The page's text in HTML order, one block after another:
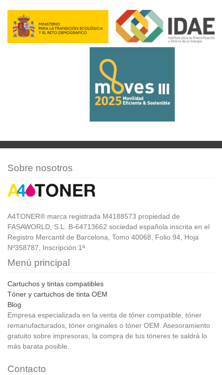
Sobre nosotros
A4TONER® marca registrada M4188573 propiedad de
FASAWORLD, S.L. B-64713662 sociedad española inscrita en el
Registro Mercantil de Barcelona, Tomo 40068, Folio 94, Hoja
Nº358787, Inscripción 1ª
Menú principal
Cartuchos y tintas compatibles
Tóner y cartuchos de tinta OEM
Blog
Empresa especializada en la venta de tóner compatible, tóner
remanufacturados, tóner originales o tóner OEM. Asesoramiento
gratuito sobre impresoras, la compra de tus tóneres te saldrá lo
más barata posible.
Contacto